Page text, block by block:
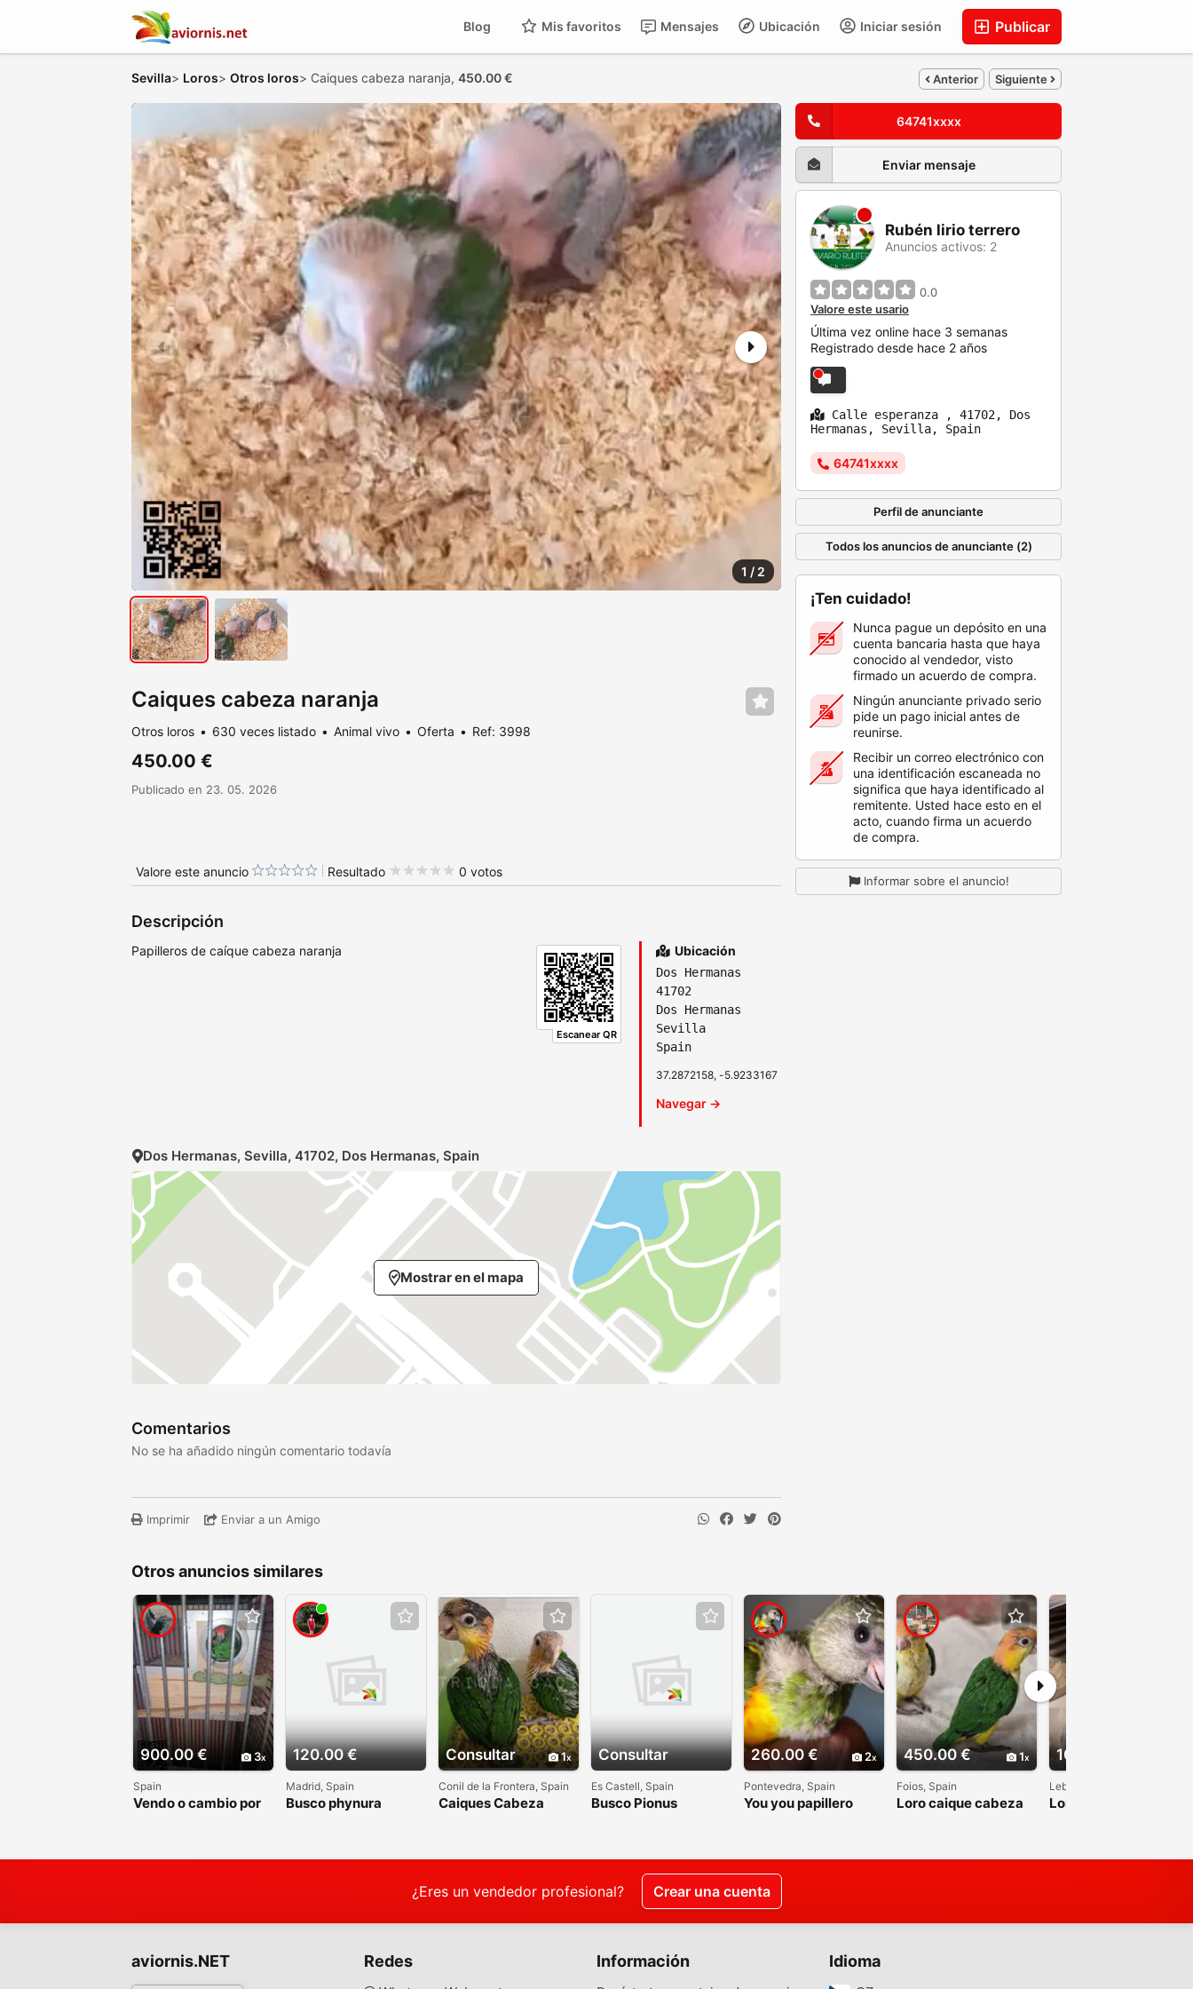
Publicar
Iniciar sesión
Ubicación
Mensajes
Mis favoritos
Blog
Sevilla> Loros> Otros loros> Caiques cabeza naranja, 450.00 € Anterior Siguiente
1 / 2
Caiques cabeza naranja
Otros loros 630 veces listado Animal vivo Oferta Ref: 3998
450.00 €
Publicado en 23. 05. 2026
Valore este anuncio Resultado 0 votos
Descripción
Escanear QR
Papilleros de caíque cabeza naranja Ubicación
Dos Hermanas
41702
Dos Hermanas
Sevilla
Spain
37.2872158, -5.9233167
Navegar →
Dos Hermanas, Sevilla, 41702, Dos Hermanas, Spain
Mostrar en el mapa
Comentarios
No se ha añadido ningún comentario todavía
Imprimir Enviar a un Amigo
64741xxxx
Enviar mensaje
Rubén lirio terrero
Anuncios activos: 2
0.0
Valore este usario
Última vez online hace 3 semanas
Registrado desde hace 2 años
Calle esperanza , 41702, Dos
Hermanas, Sevilla, Spain
64741xxxx
Perfil de anunciante
Todos los anuncios de anunciante (2)
¡Ten cuidado!
Nunca pague un depósito en una
cuenta bancaria hasta que haya
conocido al vendedor, visto
firmado un acuerdo de compra.
Ningún anunciante privado serio
pide un pago inicial antes de
reunirse.
Recibir un correo electrónico con
una identificación escaneada no
significa que haya identificado al
remitente. Usted hace esto en el
acto, cuando firma un acuerdo
de compra.
Informar sobre el anuncio!
Otros anuncios similares
900.00 € 3
Spain
Vendo o cambio por
120.00 €
Madrid, Spain
Busco phynura
Consultar 1
Conil de la Frontera, Spain
Caiques Cabeza
Consultar
Es Castell, Spain
Busco Pionus
260.00 € 2
Pontevedra, Spain
You you papillero
450.00 € 1
Foios, Spain
Loro caique cabeza
100.00 €
Lebrija, Spain
Loros de roca
¿Eres un vendedor profesional? Crear una cuenta
aviornis.NET Redes Información Idioma